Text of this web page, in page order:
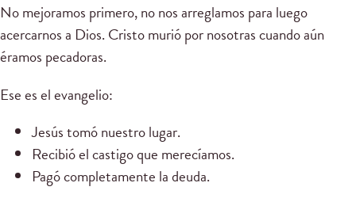
No mejoramos primero, no nos arreglamos para luego
acercarnos a Dios. Cristo murió por nosotras cuando aún
éramos pecadoras.
Ese es el evangelio:
Jesús tomó nuestro lugar.
Recibió el castigo que merecíamos.
Pagó completamente la deuda.